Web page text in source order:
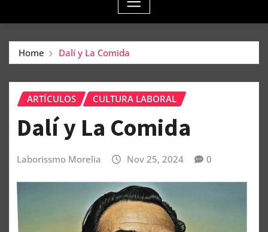
Home Dalí y La Comida
ARTÍCULOS CULTURA LABORAL
Dalí y La Comida
Laborissmo Morelia Nov 25, 2024 0